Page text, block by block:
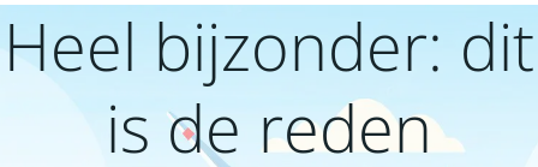
Heel bijzonder: dit
is de reden